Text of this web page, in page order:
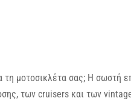
μοτοσικλέτα σας; Η σωστή
των cruisers και των